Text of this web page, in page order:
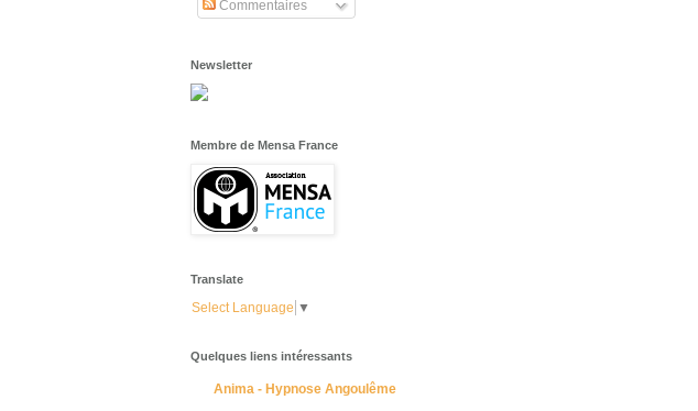
Commentaires
Newsletter
Membre de Mensa France
Translate
Select Language ▼
Quelques liens intéressants
Anima - Hypnose Angoulême